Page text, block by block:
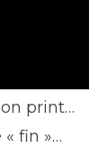
print…
fin »…